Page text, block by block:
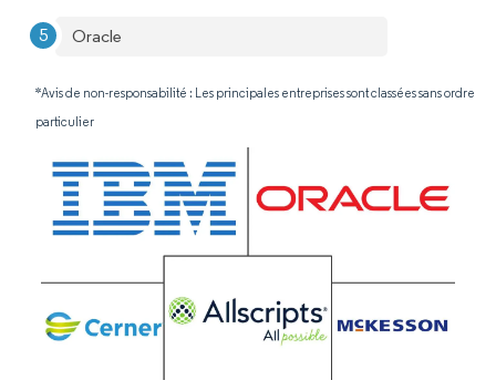
Oracle
*Avis de non-responsabilité : Les principales entreprises sont classées sans ordre
particulier